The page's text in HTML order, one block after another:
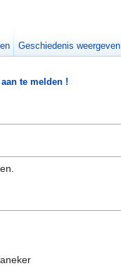
te melden !
Geschiedenis weergeven